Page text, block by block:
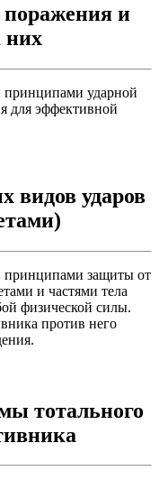
и
них
ударной
для эффективной
видов ударов
принципами защиты от
и частями тела
физической силы.
против него
тотального